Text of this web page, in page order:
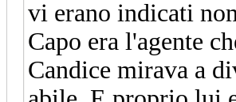
vi erano indicati
Capo era l'agente
Candice mirava a